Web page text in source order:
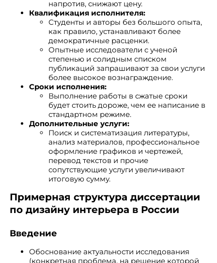
напротив, снижают цену.
Квалификация исполнителя:
Студенты и авторы без большого опыта,
как правило, устанавливают более
демократичные расценки.
Опытные исследователи с ученой
степенью и солидным списком
публикаций запрашивают за свои услуги
более высокое вознаграждение.
Сроки исполнения:
Выполнение работы в сжатые сроки
будет стоить дороже, чем ее написание в
стандартном режиме.
Дополнительные услуги:
Поиск и систематизация литературы,
анализ материалов, профессиональное
оформление графиков и чертежей,
перевод текстов и прочие
сопутствующие услуги увеличивают
итоговую сумму.
Примерная структура диссертации
по дизайну интерьера в России
Введение
Обоснование актуальности исследования
(конкретная проблема, на решение которой